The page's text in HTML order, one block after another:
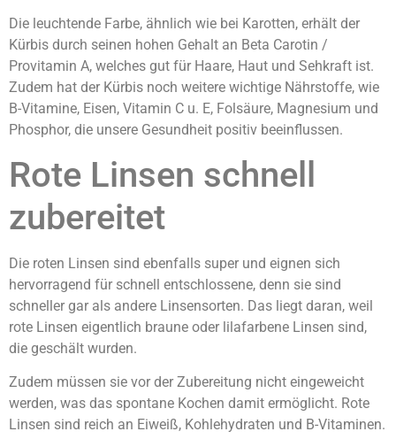
Die leuchtende Farbe, ähnlich wie bei Karotten, erhält der
Kürbis durch seinen hohen Gehalt an Beta Carotin /
Provitamin A, welches gut für Haare, Haut und Sehkraft ist.
Zudem hat der Kürbis noch weitere wichtige Nährstoffe, wie
B-Vitamine, Eisen, Vitamin C u. E, Folsäure, Magnesium und
Phosphor, die unsere Gesundheit positiv beeinflussen.
Rote Linsen schnell
zubereitet
Die roten Linsen sind ebenfalls super und eignen sich
hervorragend für schnell entschlossene, denn sie sind
schneller gar als andere Linsensorten. Das liegt daran, weil
rote Linsen eigentlich braune oder lilafarbene Linsen sind,
die geschält wurden.
Zudem müssen sie vor der Zubereitung nicht eingeweicht
werden, was das spontane Kochen damit ermöglicht. Rote
Linsen sind reich an Eiweiß, Kohlehydraten und B-Vitaminen.